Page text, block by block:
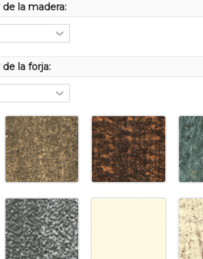
la forja:
la madera: